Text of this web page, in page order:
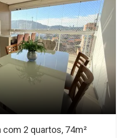
2 quartos, 74m²